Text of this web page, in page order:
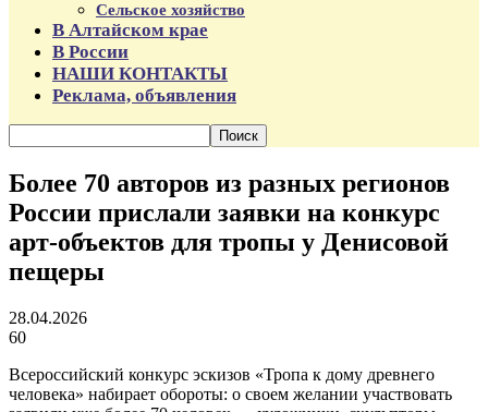
Сельское хозяйство
В Алтайском крае
В России
НАШИ КОНТАКТЫ
Реклама, объявления
Более 70 авторов из разных регионов
России прислали заявки на конкурс
арт-объектов для тропы у Денисовой
пещеры
28.04.2026
60
Всероссийский конкурс эскизов «Тропа к дому древнего
человека» набирает обороты: о своем желании участвовать